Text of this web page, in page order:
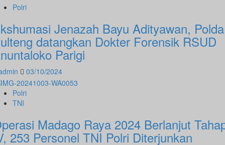
Polri
Jenazah Bayu Adityawan, Polda
datangkan Dokter Forensik RSUD
Parigi
03/10/2024
Polri
TNI
Madago Raya 2024 Berlanjut
253 Personel TNI Polri Diterjunkan